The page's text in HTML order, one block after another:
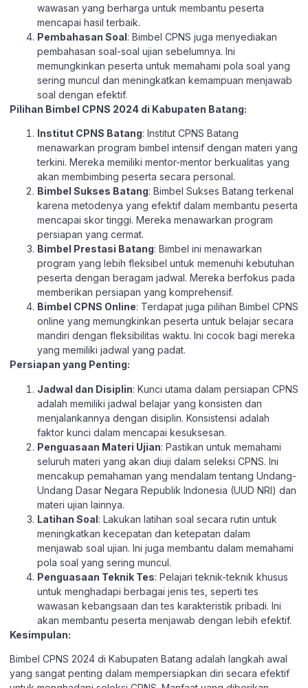
wawasan yang berharga untuk membantu peserta
mencapai hasil terbaik.
Pembahasan Soal: Bimbel CPNS juga menyediakan
pembahasan soal-soal ujian sebelumnya. Ini
memungkinkan peserta untuk memahami pola soal yang
sering muncul dan meningkatkan kemampuan menjawab
soal dengan efektif.
Pilihan Bimbel CPNS 2024 di Kabupaten Batang:
Institut CPNS Batang: Institut CPNS Batang
menawarkan program bimbel intensif dengan materi yang
terkini. Mereka memiliki mentor-mentor berkualitas yang
akan membimbing peserta secara personal.
Bimbel Sukses Batang: Bimbel Sukses Batang terkenal
karena metodenya yang efektif dalam membantu peserta
mencapai skor tinggi. Mereka menawarkan program
persiapan yang cermat.
Bimbel Prestasi Batang: Bimbel ini menawarkan
program yang lebih fleksibel untuk memenuhi kebutuhan
peserta dengan beragam jadwal. Mereka berfokus pada
memberikan persiapan yang komprehensif.
Bimbel CPNS Online: Terdapat juga pilihan Bimbel CPNS
online yang memungkinkan peserta untuk belajar secara
mandiri dengan fleksibilitas waktu. Ini cocok bagi mereka
yang memiliki jadwal yang padat.
Persiapan yang Penting:
Jadwal dan Disiplin: Kunci utama dalam persiapan CPNS
adalah memiliki jadwal belajar yang konsisten dan
menjalankannya dengan disiplin. Konsistensi adalah
faktor kunci dalam mencapai kesuksesan.
Penguasaan Materi Ujian: Pastikan untuk memahami
seluruh materi yang akan diuji dalam seleksi CPNS. Ini
mencakup pemahaman yang mendalam tentang Undang-
Undang Dasar Negara Republik Indonesia (UUD NRI) dan
materi ujian lainnya.
Latihan Soal: Lakukan latihan soal secara rutin untuk
meningkatkan kecepatan dan ketepatan dalam
menjawab soal ujian. Ini juga membantu dalam memahami
pola soal yang sering muncul.
Penguasaan Teknik Tes: Pelajari teknik-teknik khusus
untuk menghadapi berbagai jenis tes, seperti tes
wawasan kebangsaan dan tes karakteristik pribadi. Ini
akan membantu peserta menjawab dengan lebih efektif.
Kesimpulan:
Bimbel CPNS 2024 di Kabupaten Batang adalah langkah awal
yang sangat penting dalam mempersiapkan diri secara efektif